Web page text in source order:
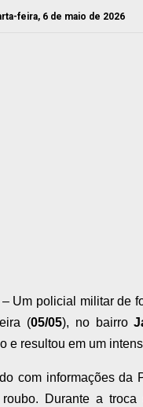
feira, 6 de maio de 2026
– Um policial militar de
(05/05), no bairro
e resultou em um
com informações da
Durante a